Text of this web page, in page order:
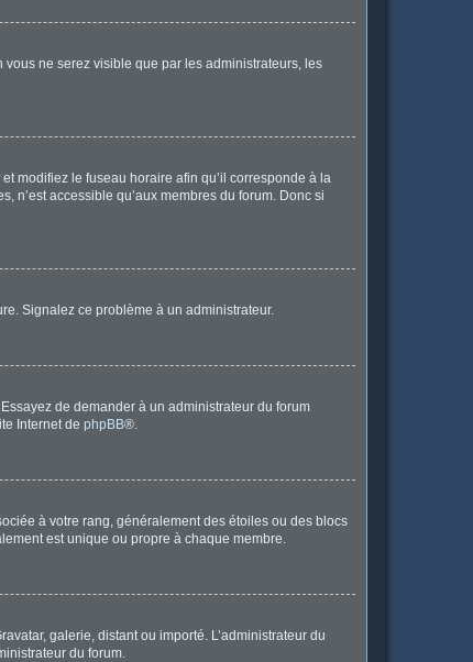
vous ne serez visible que par les administrateurs, les
et modifiez le fuseau horaire afin qu’il corresponde à la
n’est accessible qu’aux membres du forum. Donc si
Signalez ce problème à un administrateur.
de demander à un administrateur du forum
Internet de phpBB®.
à votre rang, généralement des étoiles ou des blocs
est unique ou propre à chaque membre.
galerie, distant ou importé. L’administrateur du
du forum.